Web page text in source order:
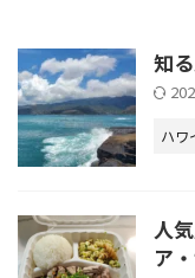
知
ハワ
人
ア